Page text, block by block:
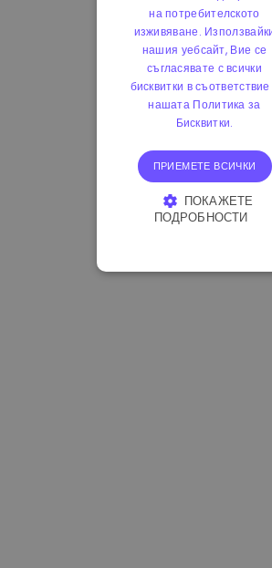
на потребителското
изживяване.
нашия уебсайт, Вие се
съгласявате с всички
бисквитки в съответствие
нашата Политика за
Бисквитки.
ПРИЕМЕТЕ ВСИЧКИ
ПОКАЖЕТЕ
ПОДРОБНОСТИ